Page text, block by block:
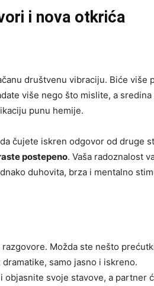
i nova otkrića
društvenu vibraciju. Biće više
više nego što mislite, a
punu hemije.
čujete iskren odgovor od druge
postepeno. Vaša radoznalost
duhovita, brza i mentalno
Možda ste nešto
samo jasno i iskreno.
svoje stavove, a partner